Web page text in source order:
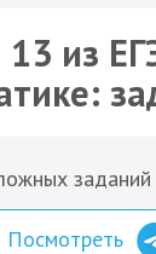
из
заданий
Посмотреть